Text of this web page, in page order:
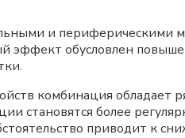
и периферическими
эффект обусловлен
комбинация обладает
становятся более
приводит к